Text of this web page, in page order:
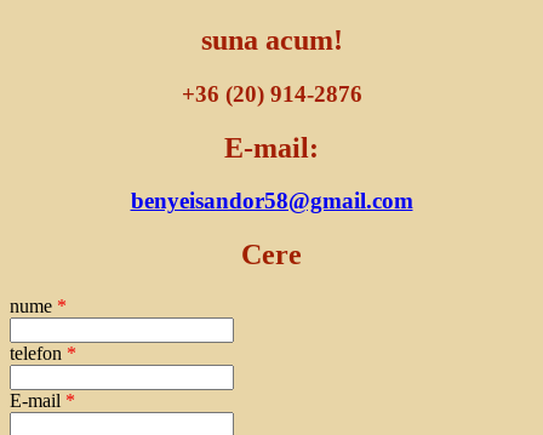
suna acum!
+36 (20) 914-2876
E-mail:
benyeisandor58@gmail.com
Cere
nume *
telefon *
E-mail *